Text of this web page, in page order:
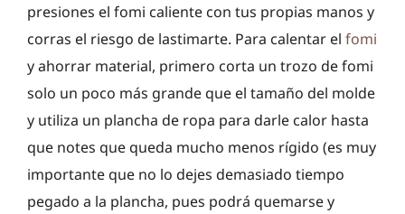
presiones el fomi caliente con tus propias manos y
corras el riesgo de lastimarte. Para calentar el fomi
y ahorrar material, primero corta un trozo de fomi
solo un poco más grande que el tamaño del molde
y utiliza un plancha de ropa para darle calor hasta
que notes que queda mucho menos rígido (es muy
importante que no lo dejes demasiado tiempo
pegado a la plancha, pues podrá quemarse y